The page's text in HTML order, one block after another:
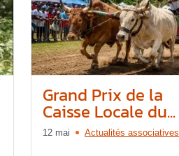
Grand Prix de la
Caisse Locale du...
12 mai Actualités associatives